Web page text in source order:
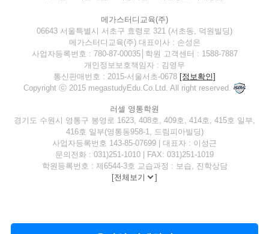
메가스터디교육(주)
06643 서울특별시 서초구 효령로 321 (서초동, 덕원빌딩)
메가스터디교육(주) 대표이사 : 손성은
사업자등록번호 : 780-87-00035│학원 고객센터 : 1588-7887
개인정보보호책임자 : 김영무
통신판매번호 : 2015-서울서초-0678 [정보확인]
Copyright ⓒ 2015 megastudyEdu.Co.Ltd. All right reserved.
러셀 영통학원
경기도 수원시 영통구 봉영로 1623, 408호, 409호, 414호, 415호 일부,
416호 일부(영통동958-1, 드림피아빌딩)
사업자등록번호 143-85-07699 | 대표자 : 이성근
문의전화 : 031)251-1010 | FAX: 031)251-1019
학원등록번호 : 제6544-3호 교습과정 : 보습, 진학상담
[전체보기 ]